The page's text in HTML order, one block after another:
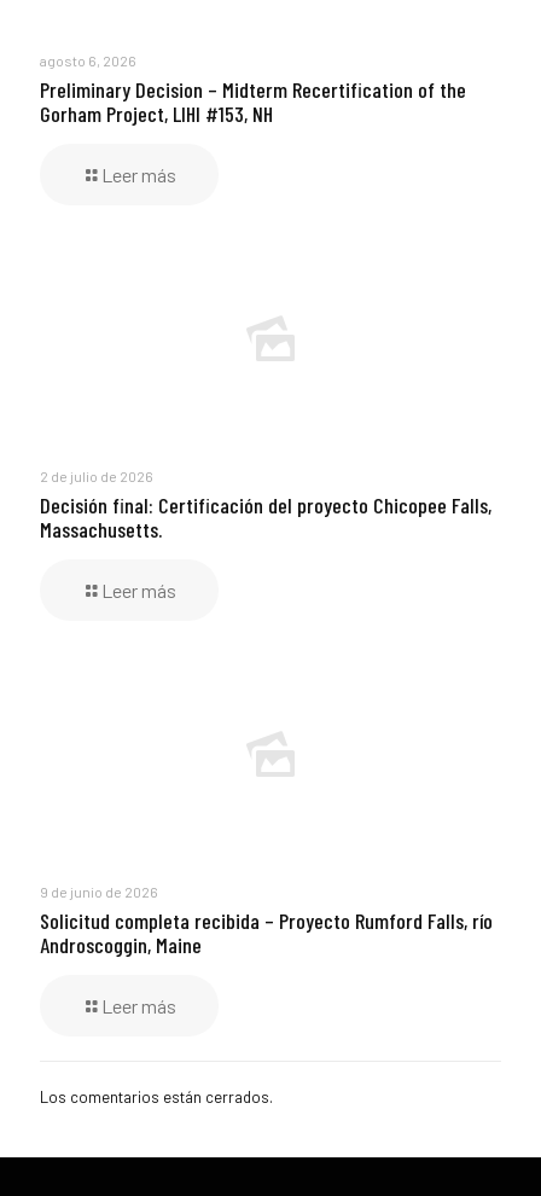
agosto 6, 2026
Preliminary Decision – Midterm Recertification of the
Gorham Project, LIHI #153, NH
Leer más
2 de julio de 2026
Decisión final: Certificación del proyecto Chicopee Falls,
Massachusetts.
Leer más
9 de junio de 2026
Solicitud completa recibida – Proyecto Rumford Falls, río
Androscoggin, Maine
Leer más
Los comentarios están cerrados.